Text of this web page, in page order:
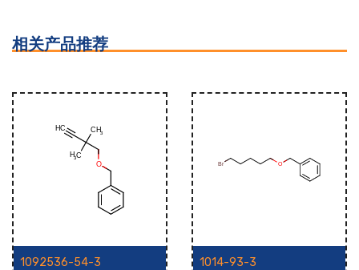
相关产品推荐
1092536-54-3 1014-93-3